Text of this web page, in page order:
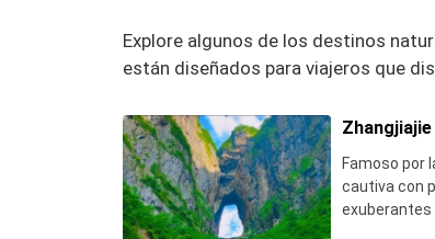
Explore algunos de los destinos
están diseñados para viajeros que
Famoso por
cautiva con
exuberantes